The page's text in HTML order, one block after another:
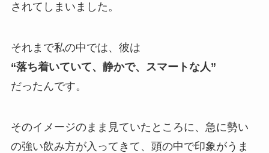
されてしまいました。
それまで私の中では、彼は
“落ち着いていて、静かで、スマートな人”
だったんです。
そのイメージのまま見ていたところに、急に勢い
の強い飲み方が入ってきて、頭の中で印象がうま